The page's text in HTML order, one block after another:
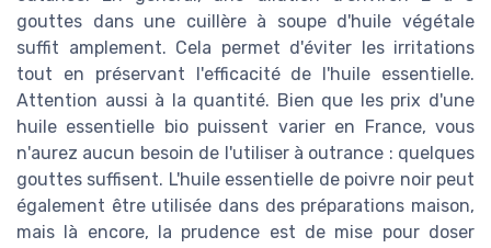
gouttes dans une cuillère à soupe d'huile végétale
suffit amplement. Cela permet d'éviter les irritations
tout en préservant l'efficacité de l'huile essentielle.
Attention aussi à la quantité. Bien que les prix d'une
huile essentielle bio puissent varier en France, vous
n'aurez aucun besoin de l'utiliser à outrance : quelques
gouttes suffisent. L'huile essentielle de poivre noir peut
également être utilisée dans des préparations maison,
mais là encore, la prudence est de mise pour doser